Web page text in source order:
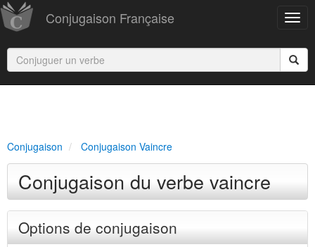
Conjugaison Française
Conjugaison Conjugaison Vaincre
Conjugaison du verbe vaincre
Options de conjugaison